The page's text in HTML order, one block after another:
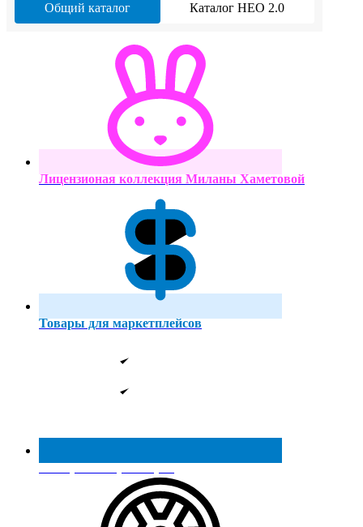
Общий каталог Каталог НЕО 2.0
Лицензионая коллекция Миланы Хаметовой
Товары для маркетплейсов
Реестр МинПромТорга